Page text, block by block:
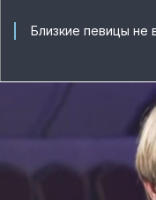
Близкие певицы не